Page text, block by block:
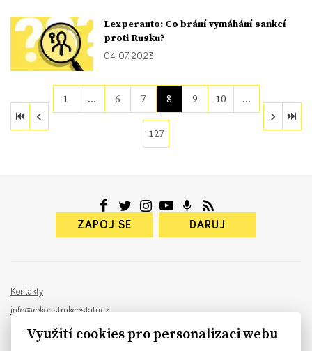
Lexperanto: Co brání vymáhání sankcí
proti Rusku?
04. 07. 2023
1 … 6 7 8 9 10 …
127
ZAPOJ SE DARUJ
Kontakty
info@rekonstrukcestatu.cz
Návrh a vývoj: Sinfin , ilustrace:
Využití cookies pro personalizaci webu